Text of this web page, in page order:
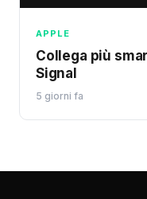
APPLE
Collega più
Signal
5 giorni fa